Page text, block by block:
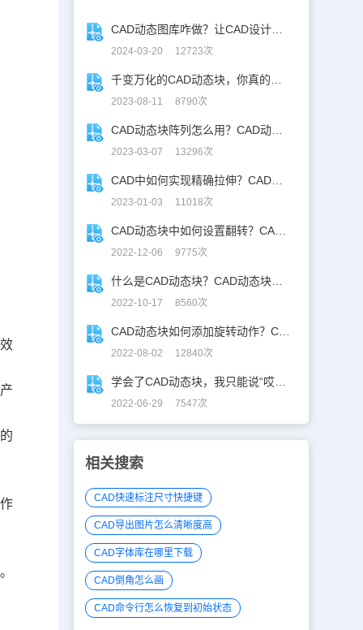
2024-03-20 12723次
2023-08-11 8790次
2023-03-07 13296次
2023-01-03 11018次
2022-12-06 9775次
2022-10-17 8560次
2022-08-02 12840次
2022-06-29 7547次
相关搜索
CAD快速标注尺寸快捷键
CAD导出图片怎么清晰度高
CAD字体库在哪里下载
CAD倒角怎么画
CAD命令行怎么恢复到初始状态